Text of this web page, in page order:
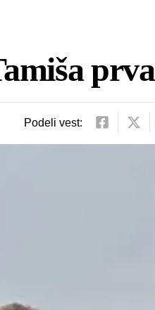
Podeli vest: